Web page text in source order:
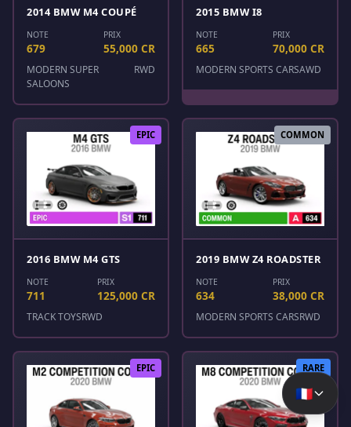
2014 BMW M4 COUPÉ
NOTE
679
PRIX
55,000 CR
MODERN SUPER
SALOONS
RWD
2015 BMW I8
NOTE
665
PRIX
70,000 CR
MODERN SPORTS CARSAWD
EPIC
2016 BMW M4 GTS
NOTE
711
PRIX
125,000 CR
TRACK TOYSRWD
COMMON
2019 BMW Z4 ROADSTER
NOTE
634
PRIX
38,000 CR
MODERN SPORTS CARSRWD
EPIC RARE
🇫🇷